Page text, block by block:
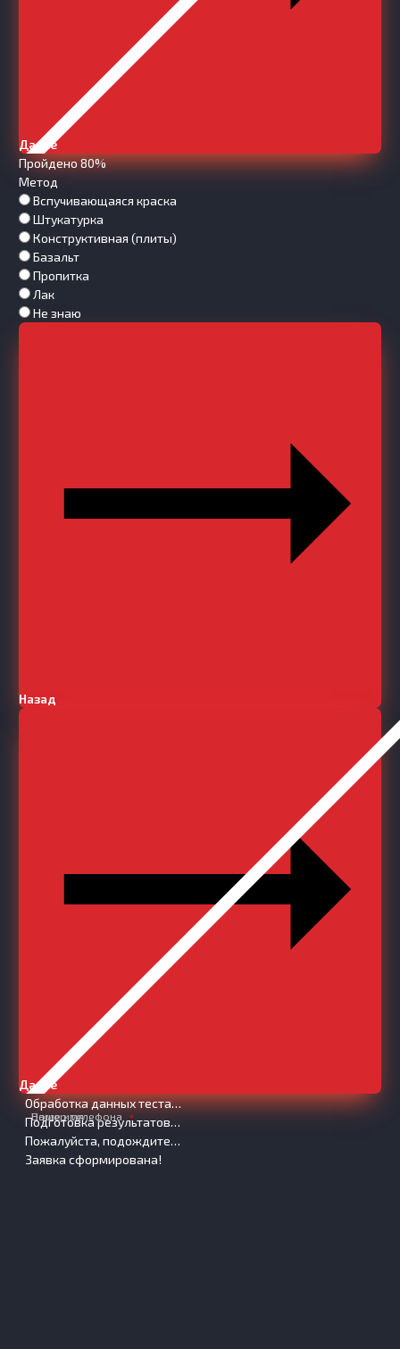
Далее
Пройдено 80%
Метод
Вспучивающаяся краска
Штукатурка
Конструктивная (плиты)
Базальт
Пропитка
Лак
Не знаю
Назад
Далее
Обработка данных теста…
Подготовка результатов…
Пожалуйста, подождите…
Заявка сформирована!
Ваше имя
Номер телефона